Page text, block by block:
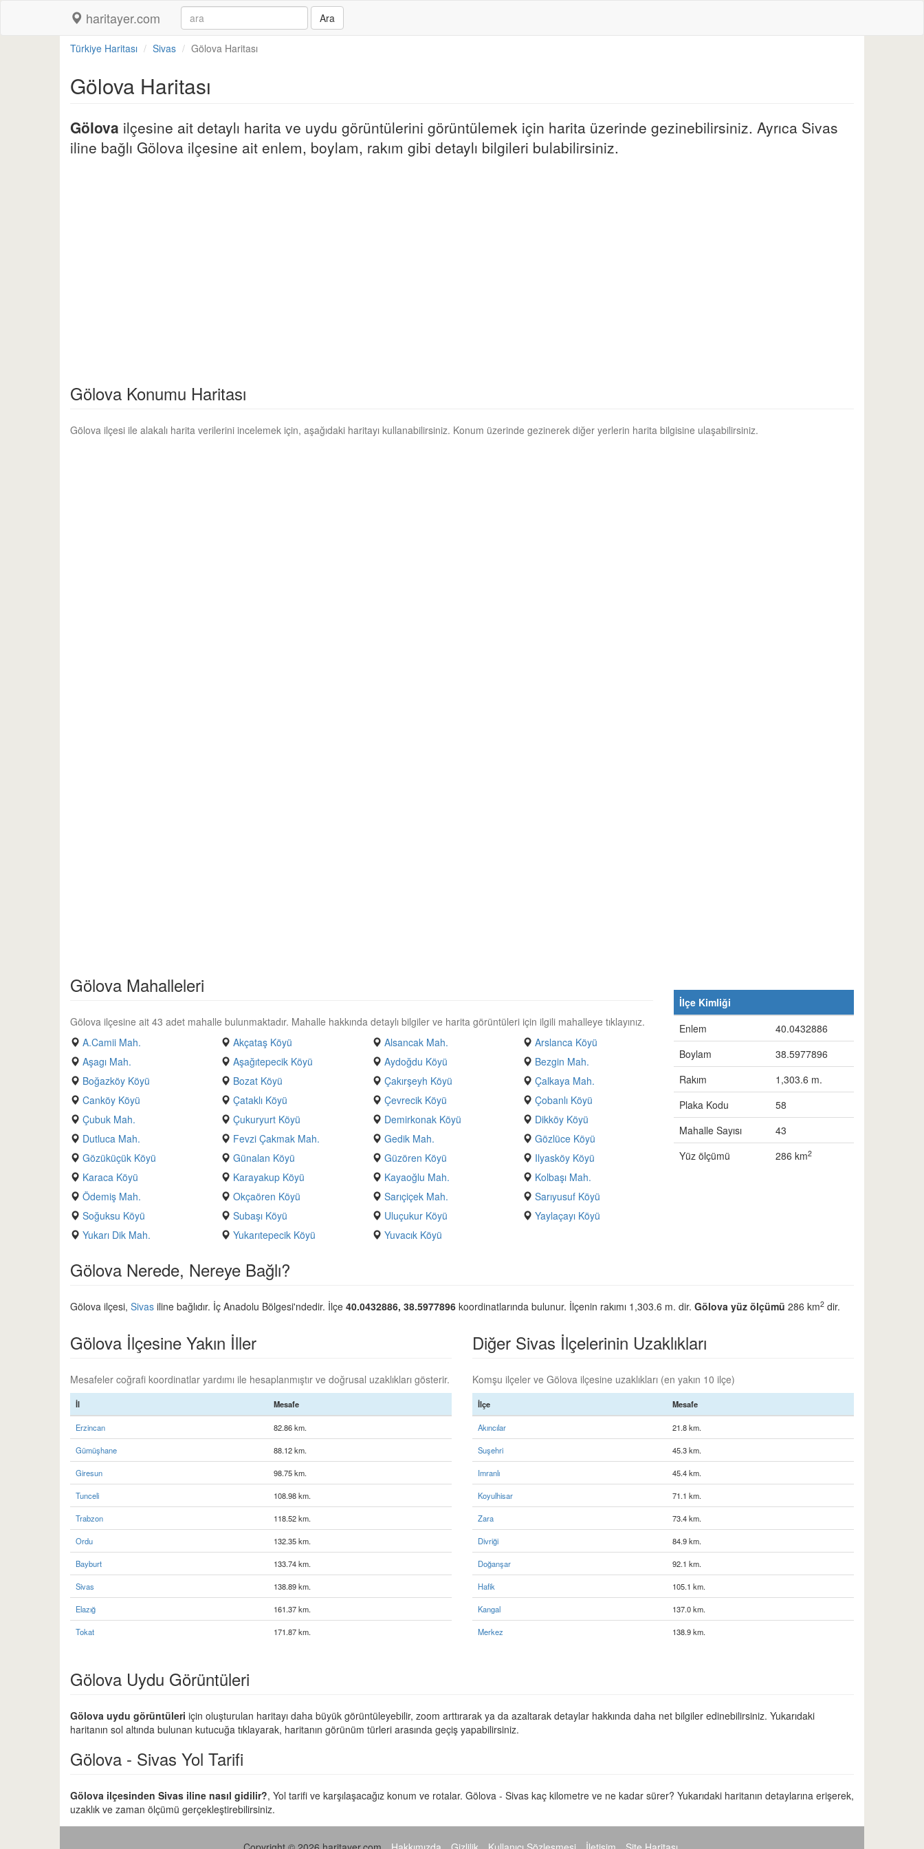
haritayer.com Ara
Türkiye Haritası Sivas Gölova Haritası
Gölova Haritası
Gölova ilçesine ait detaylı harita ve uydu görüntülerini görüntülemek için harita üzerinde gezinebilirsiniz. Ayrıca Sivas
iline bağlı Gölova ilçesine ait enlem, boylam, rakım gibi detaylı bilgileri bulabilirsiniz.
Gölova Konumu Haritası
Gölova ilçesi ile alakalı harita verilerini incelemek için, aşağıdaki haritayı kullanabilirsiniz. Konum üzerinde gezinerek diğer yerlerin harita bilgisine ulaşabilirsiniz.
Gölova Mahalleleri
Gölova ilçesine ait 43 adet mahalle bulunmaktadır. Mahalle hakkında detaylı bilgiler ve harita görüntüleri için ilgili mahalleye tıklayınız.
A.Camii Mah.
Akçataş Köyü Alsancak Mah.
Arslanca Köyü
Aşagı Mah.
Aşağıtepecik Köyü Aydoğdu Köyü
Bezgin Mah.
Boğazköy Köyü
Bozat Köyü Çakırşeyh Köyü
Çalkaya Mah.
Canköy Köyü
Çataklı Köyü Çevrecik Köyü
Çobanlı Köyü
Çubuk Mah.
Çukuryurt Köyü Demirkonak Köyü
Dikköy Köyü
Dutluca Mah.
Fevzi Çakmak Mah. Gedik Mah.
Gözlüce Köyü
Gözüküçük Köyü
Günalan Köyü Güzören Köyü
Ilyasköy Köyü
Karaca Köyü
Karayakup Köyü Kayaoğlu Mah.
Kolbaşı Mah.
Ödemiş Mah.
Okçaören Köyü Sarıçiçek Mah.
Sarıyusuf Köyü
Soğuksu Köyü
Subaşı Köyü Uluçukur Köyü
Yaylaçayı Köyü
Yukarı Dik Mah.
Yukarıtepecik Köyü Yuvacık Köyü
İlçe Kimliği
Enlem
40.0432886
Boylam
38.5977896
Rakım
1,303.6 m.
Plaka Kodu
58
Mahalle Sayısı
43
Yüz ölçümü
286 km2
Gölova Nerede, Nereye Bağlı?
Gölova ilçesi, Sivas iline bağlıdır. İç Anadolu Bölgesi'ndedir. İlçe 40.0432886, 38.5977896 koordinatlarında bulunur. İlçenin rakımı 1,303.6 m. dir. Gölova yüz ölçümü 286 km2 dir.
Gölova İlçesine Yakın İller
Mesafeler coğrafi koordinatlar yardımı ile hesaplanmıştır ve doğrusal uzaklıkları gösterir.
İl Mesafe
Erzincan 82.86 km.
Gümüşhane 88.12 km.
Giresun 98.75 km.
Tunceli 108.98 km.
Trabzon 118.52 km.
Ordu 132.35 km.
Bayburt 133.74 km.
Sivas 138.89 km.
Elazığ 161.37 km.
Tokat 171.87 km.
Diğer Sivas İlçelerinin Uzaklıkları
Komşu ilçeler ve Gölova ilçesine uzaklıkları (en yakın 10 ilçe)
İlçe Mesafe
Akıncılar 21.8 km.
Suşehri 45.3 km.
Imranlı 45.4 km.
Koyulhisar 71.1 km.
Zara 73.4 km.
Divriği 84.9 km.
Doğanşar 92.1 km.
Hafik 105.1 km.
Kangal 137.0 km.
Merkez 138.9 km.
Gölova Uydu Görüntüleri
Gölova uydu görüntüleri için oluşturulan haritayı daha büyük görüntüleyebilir, zoom arttırarak ya da azaltarak detaylar hakkında daha net bilgiler edinebilirsiniz. Yukarıdaki
haritanın sol altında bulunan kutucuğa tıklayarak, haritanın görünüm türleri arasında geçiş yapabilirsiniz.
Gölova - Sivas Yol Tarifi
Gölova ilçesinden Sivas iline nasıl gidilir?, Yol tarifi ve karşılaşacağız konum ve rotalar. Gölova - Sivas kaç kilometre ve ne kadar sürer? Yukarıdaki haritanın detaylarına erişerek,
uzaklık ve zaman ölçümü gerçekleştirebilirsiniz.